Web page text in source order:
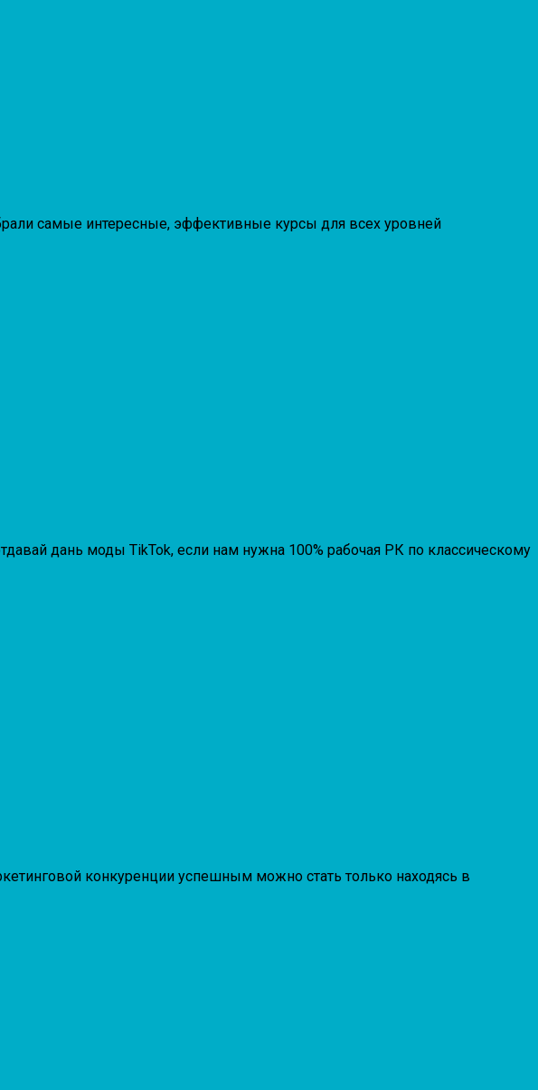
самые интересные, эффективные курсы для всех уровней
дань моды TikTok, если нам нужна 100% рабочая РК по классическому
конкуренции успешным можно стать только находясь в